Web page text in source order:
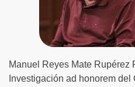
Manuel Reyes Mate Rupérez
Investigación ad honorem del